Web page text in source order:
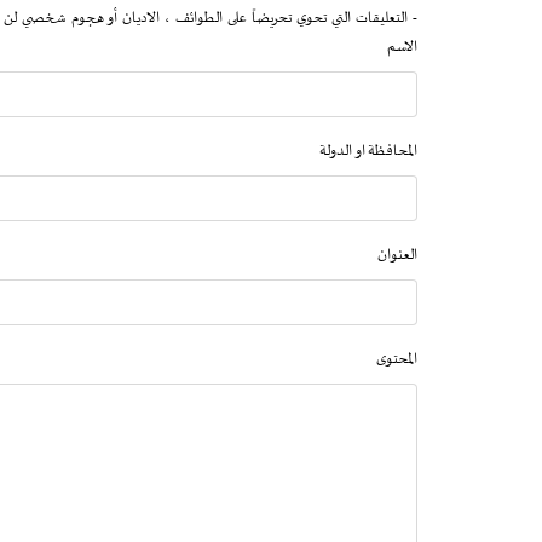
- التعليقات التي تحوي تحريضاً على الطوائف ، الاديان أو هجوم شخصي
الاسم
المحافظة او الدولة
العنوان
المحتوى